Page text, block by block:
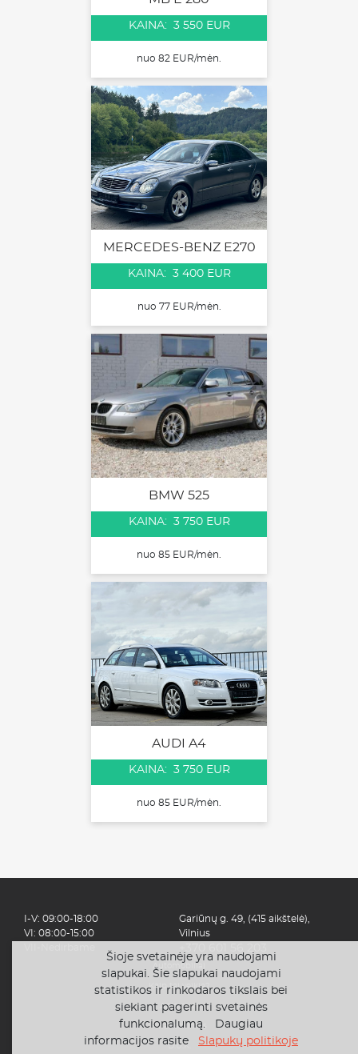
KAINA: 3 550 EUR
nuo 82 EUR/mėn.
MERCEDES-BENZ E270
KAINA: 3 400 EUR
nuo 77 EUR/mėn.
BMW 525
KAINA: 3 750 EUR
nuo 85 EUR/mėn.
AUDI A4
KAINA: 3 750 EUR
nuo 85 EUR/mėn.
Šioje svetainėje yra naudojami
slapukai. Šie slapukai naudojami
statistikos ir rinkodaros tikslais bei
siekiant pagerinti svetainės
funkcionalumą. Daugiau
informacijos rasite Slapukų politikoje
Automobiliai
Kaip tai veikia?
Apie mus
Finansavimas
D.U.K.
Gariūnų g. 49, (415 aikštelė),
Vilnius
I-V: 09:00-18:00
VI: 08:00-15:00